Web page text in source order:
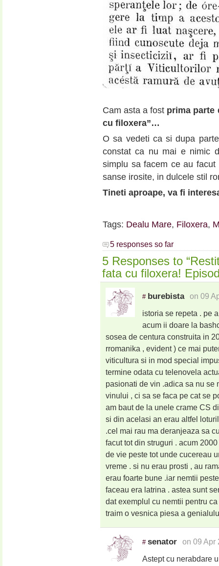
Cam asta a fost prima parte
cu filoxera”…
O sa vedeti ca si dupa
constat ca nu mai e nimic
simplu sa facem ce au
sanse irosite, in dulcele stil
Tineti aproape, va fi
Tags: Dealu Mare, Filoxera,
5 responses so far
5 Responses to
fata cu filoxera!
# burebista on 09
istoria se repeta . pe
acum ii doare la
sosea de centura construita in
rromanika , evident ) ce mai
viticultura si in mod special
termine odata cu telenovela
pasionati de vin .adica sa nu se
vinului , ci sa se faca pe cat se
am baut de la unele crame CS
si din acelasi an erau altfel
.cel mai rau ma deranjeaza sa
facut tot din struguri . acum
de vie peste tot unde cucereau
vreme . si nu erau prosti , au
erau foarte bune .iar nemtii
faceau era latrina . astea sunt
dat exemplul cu nemtii pentru
traim o vesnica piesa a
# senator on 09 Apr
Astept cu nerabdare